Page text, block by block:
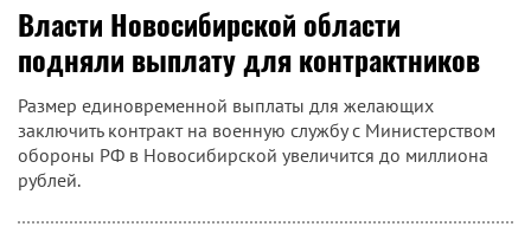
Власти Новосибирской области
подняли выплату для контрактников
Размер единовременной выплаты для желающих
заключить контракт на военную службу с Министерством
обороны РФ в Новосибирской увеличится до миллиона
рублей.